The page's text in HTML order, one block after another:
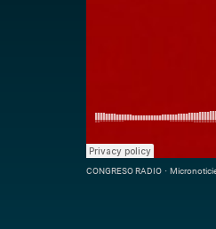
CONGRESO RADIO ·